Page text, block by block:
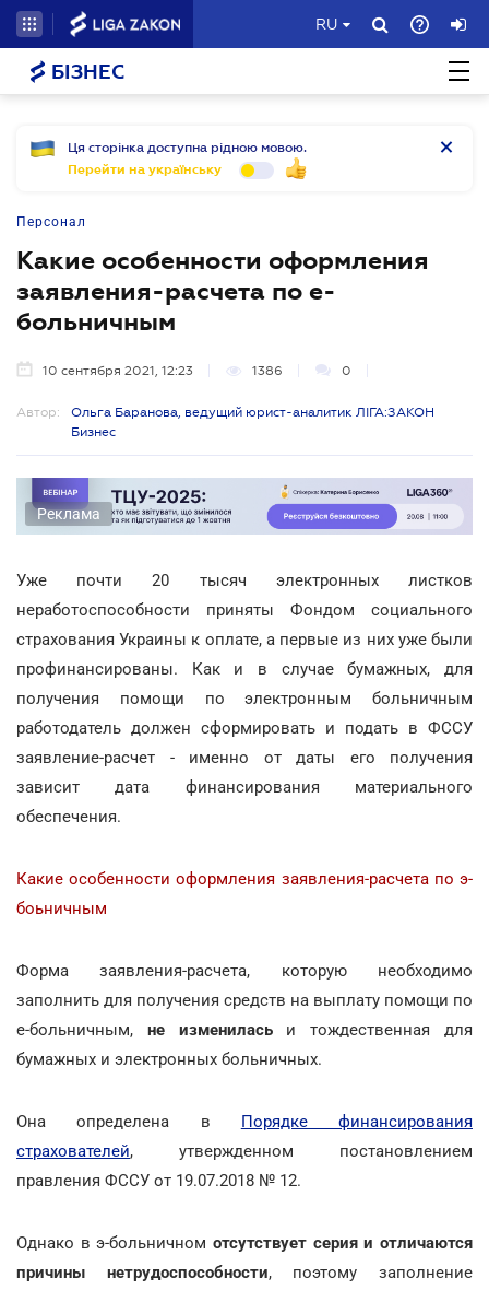
RU
БІЗНЕС
Ця сторінка доступна рідною мовою.
Перейти на українську
Персонал
Какие особенности оформления
заявления-расчета по е-
больничным
10 сентября 2021, 12:23 1386 0
Автор:
Ольга Баранова, ведущий юрист-аналитик ЛІГА:ЗАКОН
Бизнес
Реклама
Уже почти 20 тысяч электронных листков
неработоспособности приняты Фондом социального
страхования Украины к оплате, а первые из них уже были
профинансированы. Как и в случае бумажных, для
получения помощи по электронным больничным
работодатель должен сформировать и подать в ФССУ
заявление-расчет - именно от даты его получения
зависит дата финансирования материального
обеспечения.
Какие особенности оформления заявления-расчета по э-
боьничным
Форма заявления-расчета, которую необходимо
заполнить для получения средств на выплату помощи по
е-больничным, не измениласьи тождественная для
бумажных и электронных больничных.
Она определена в Порядке финансирования
страхователей, утвержденном постановлением
правления ФССУ от 19.07.2018 № 12.
Однако в э-больничном отсутствует серия и отличаются
причины нетрудоспособности, поэтому заполнение